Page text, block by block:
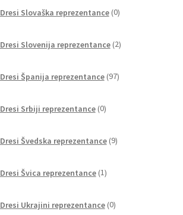
Dresi Slovaška reprezentance 0izdelkov
Dresi Slovenija reprezentance 2izdelka
Dresi Španija reprezentance 97izdelkov
Dresi Srbiji reprezentance 0izdelkov
Dresi Švedska reprezentance 9izdelkov
Dresi Švica reprezentance 1izdelek
Dresi Ukrajini reprezentance 0izdelkov